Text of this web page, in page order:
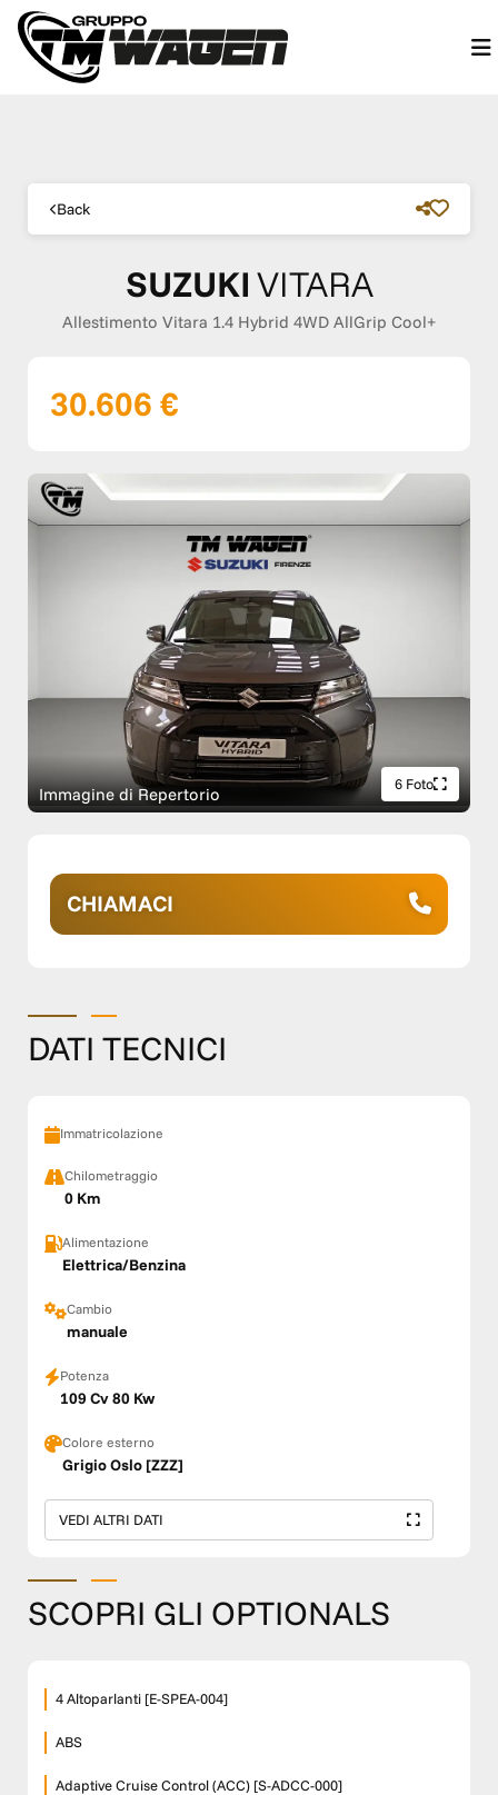
Back
SUZUKI VITARA
Allestimento Vitara 1.4 Hybrid 4WD AllGrip Cool+
30.606 €
Immagine di Repertorio 6 Foto
CHIAMACI
DATI TECNICI
Immatricolazione
Chilometraggio
0 Km
Alimentazione
Elettrica/Benzina
Cambio
manuale
Potenza
109 Cv 80 Kw
Colore esterno
Grigio Oslo [ZZZ]
VEDI ALTRI DATI
SCOPRI GLI OPTIONALS
4 Altoparlanti [E-SPEA-004]
ABS
Adaptive Cruise Control (ACC) [S-ADCC-000]